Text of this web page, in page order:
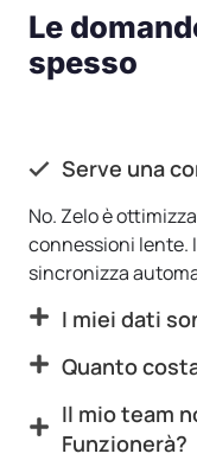
Le
spesso
Serve una
No. Zelo è
connessioni lente.
sincronizza
I miei dati
Quanto
Il mio team
Funzionerà?